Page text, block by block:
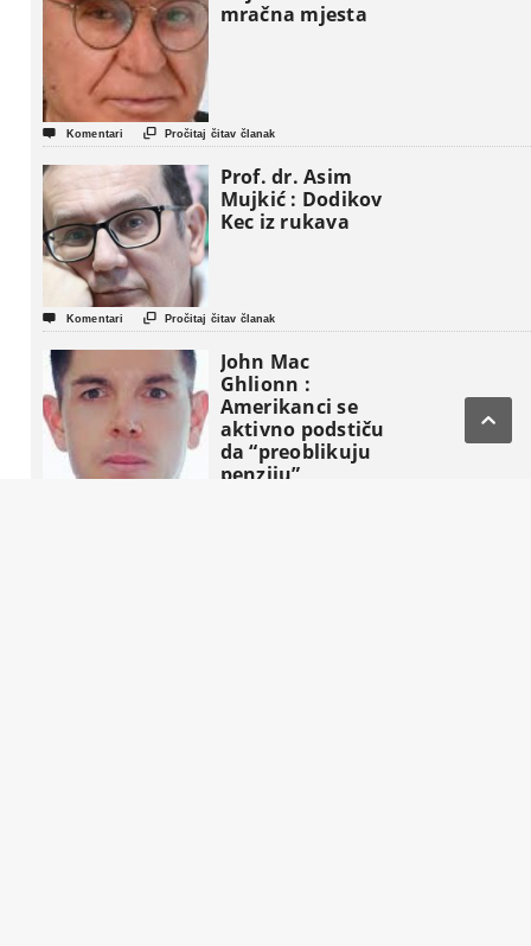
mračna mjesta
 Komentari  Pročitaj čitav članak
Prof. dr. Asim
Mujkić : Dodikov
Kec iz rukava
 Komentari  Pročitaj čitav članak
John Mac
Ghlionn :
Amerikanci se
aktivno podstiču
da “preoblikuju
penziju”
